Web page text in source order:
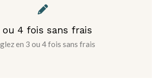
ou 4 fois sans frais
en 3 ou 4 fois sans frais